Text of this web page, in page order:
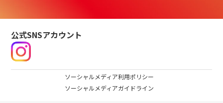
公式SNSアカウント
ソーシャルメディア利用ポリシー
ソーシャルメディアガイドライン